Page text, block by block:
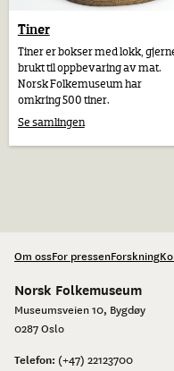
Tiner
Tiner er bokser med lokk,
brukt til oppbevaring av mat.
Norsk Folkemuseum har
omkring 500 tiner.
Se samlingen
Om ossFor pressenForskning
Norsk Folkemuseum
Museumsveien 10, Bygdøy
0287 Oslo
Telefon: (+47) 22123700